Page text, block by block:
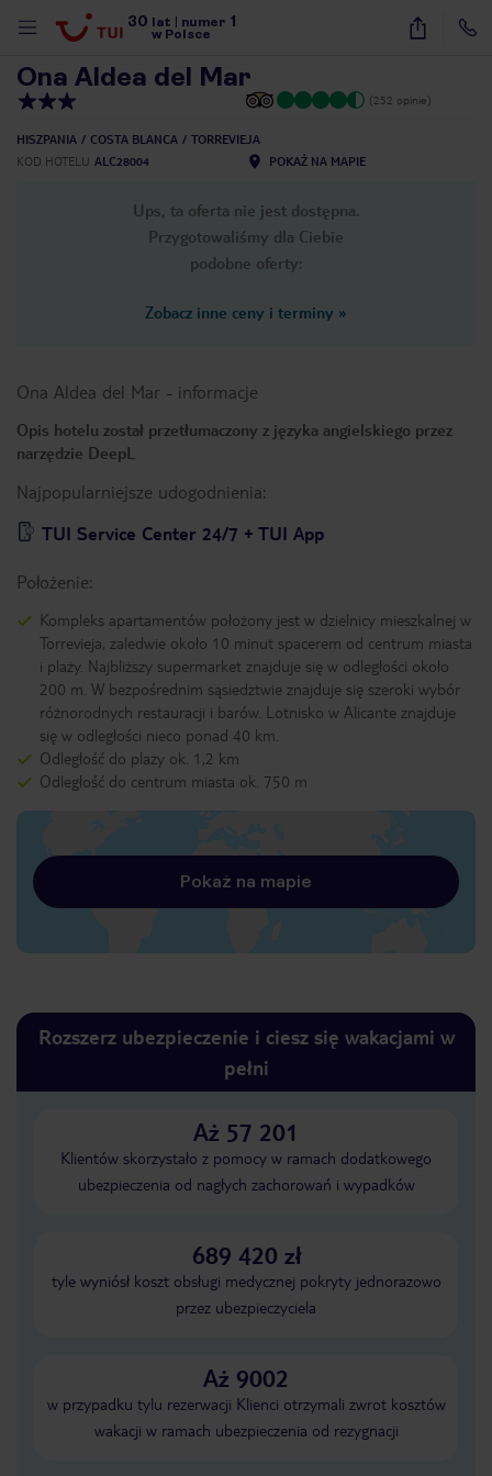
30 lat numer 1
w Polsce
13
Ona Aldea del Mar
(252 opinie)
HISZPANIA COSTA BLANCA
TORREVIEJA
KOD HOTELU ALC28004 POKAŻ NA MAPIE
Ups, ta oferta nie jest dostępna.
Przygotowaliśmy dla Ciebie
podobne oferty:
Zobacz inne ceny i terminy »
Ona Aldea del Mar - informacje
Opis hotelu został przetłumaczony z języka angielskiego przez
narzędzie DeepL
Najpopularniejsze udogodnienia:
TUI Service Center 24/7 + TUI App
Położenie:
Kompleks apartamentów położony jest w dzielnicy mieszkalnej w
Torrevieja, zaledwie około 10 minut spacerem od centrum miasta
i plaży. Najbliższy supermarket znajduje się w odległości około
200 m. W bezpośrednim sąsiedztwie znajduje się szeroki wybór
różnorodnych restauracji i barów. Lotnisko w Alicante znajduje
się w odległości nieco ponad 40 km.
Odległość do plaży ok. 1,2 km
Odległość do centrum miasta ok. 750 m
Pokaż na mapie
Rozszerz ubezpieczenie i ciesz się wakacjami w
pełni
Aż 57 201
Klientów skorzystało z pomocy w ramach dodatkowego
ubezpieczenia od nagłych zachorowań i wypadków
689 420 zł
tyle wyniósł koszt obsługi medycznej pokryty jednorazowo
przez ubezpieczyciela
Aż 9002
w przypadku tylu rezerwacji Klienci otrzymali zwrot kosztów
wakacji w ramach ubezpieczenia od rezygnacji